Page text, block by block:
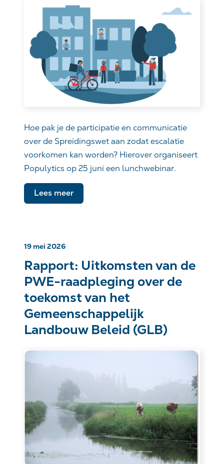
Hoe pak je de participatie en communicatie
over de Spreidingswet aan zodat escalatie
voorkomen kan worden? Hierover organiseert
Populytics op 25 juni een lunchwebinar.
Lees meer
19 mei 2026
Rapport: Uitkomsten van de
PWE-raadpleging over de
toekomst van het
Gemeenschappelijk
Landbouw Beleid (GLB)